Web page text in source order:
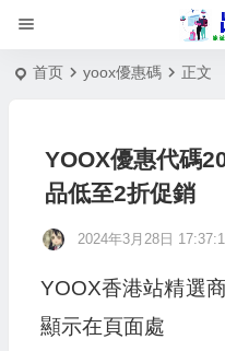
首页 yoox優惠碼 正文
YOOX優惠代碼
品低至2折促銷
2024年3月28日
YOOX香港站精選
顯示在頁面處